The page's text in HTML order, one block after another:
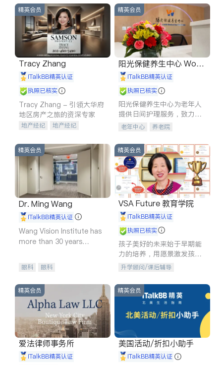
精英会员
Tracy Zhang
iTalkBB精英认证
执照已核实
Tracy Zhang - 引领大华府
地区房产之旅的资深专家
地产经纪
地产经纪
商铺租售
开发商建商
精英会员
阳光保健养生中心 World
shine
iTalkBB精英认证
执照已核实
阳光保健养生中心为老年人
提供日间护理服务，致力于
通过持续的护理创新来有效
老年中心 养老院
精英会员
Dr. Ming Wang
iTalkBB精英认证
Wang Vision Institute has
more than 30 years
眼科 眼科
精英会员
VSA Future 教育学院
iTalkBB精英认证
执照已核实
孩子美好的未来始于早期能
力的培养，用愿景激发孩子
的学习潜力和动力。理念：
拥有成长型心态是成功的基
石。
升学顾问/课后辅导
精英会员
爱法律师事务所
iTalkBB精英认证
精英会员
美国活动/折扣小助手
iTalkBB精英认证